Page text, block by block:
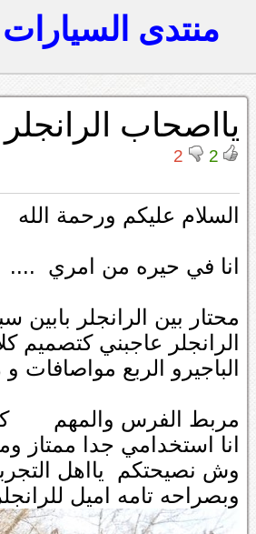
منتدى السيارات
يااصحاب
2
2
السلام عليكم ورحمة الله
انا في حيره من امري ....
محتار بين الرانجلر بابين سبورت 2017 و الباجيرو
الرانجلر عاجبني كتصميم
الباجيرو الربع مواصافات و
مربط الفرس والمهم كيف
انا استخدامي جدا
وش نصيحتكم يااهل
وبصراحه تامه اميل